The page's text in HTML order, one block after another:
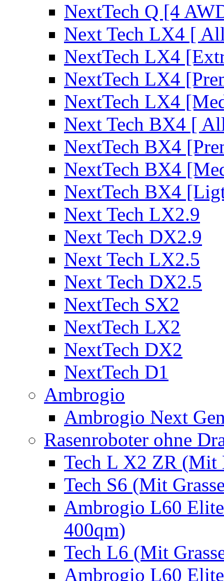
NextTech Q [4
Next Tech LX4 [
NextTech LX4
NextTech LX4
NextTech LX4
Next Tech BX4 [
NextTech BX4
NextTech BX4
NextTech BX4
Next Tech LX2.9
Next Tech DX2.9
Next Tech LX2.5
Next Tech DX2.5
NextTech SX2
NextTech LX2
NextTech DX2
NextTech D1
Ambrogio
Ambrogio Next
Rasenroboter ohne
Tech L X2 ZR (Mit
Tech S6 (Mit
Ambrogio L60
400qm)
Tech L6 (Mit
Ambrogio L60